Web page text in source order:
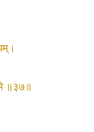
मे ॥३७॥